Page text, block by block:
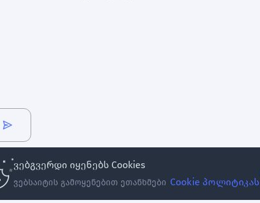
ვებგვერდი იყენებს Cookies
ვებსაიტის გამოყენებით ეთანხმები Cookie პოლიტიკას